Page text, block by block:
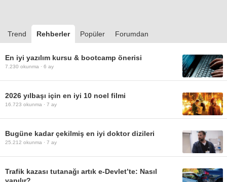
Trend Rehberler Popüler Forumdan
En iyi yazılım kursu & bootcamp önerisi
7.230 okunma · 6 ay
2026 yılbaşı için en iyi 10 noel filmi
16.723 okunma · 7 ay
Bugüne kadar çekilmiş en iyi doktor dizileri
25.212 okunma · 7 ay
Trafik kazası tutanağı artık e-Devlet’te: Nasıl
yapılır?